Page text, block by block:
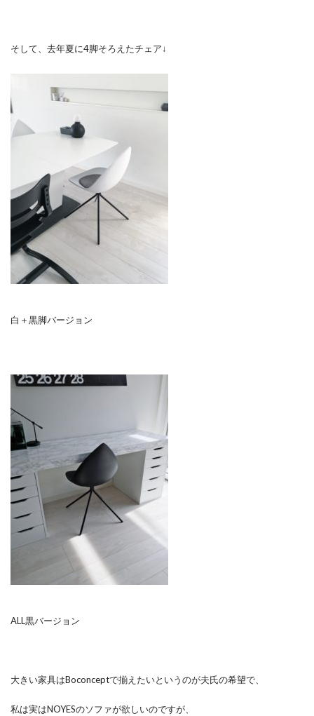
そして、去年夏に4脚そろえたチェア↓
白＋黒脚バージョン
ALL黒バージョン
大きい家具はBoconceptで揃えたいというのが夫氏の希望で、
私は実はNOYESのソファが欲しいのですが、